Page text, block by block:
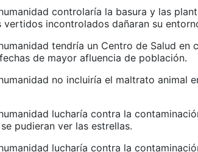
controlaría la basura y las
incontrolados dañaran su
tendría un Centro de Salud en
de mayor afluencia de población.
no incluiría el maltrato animal
lucharía contra la
pudieran ver las estrellas.
lucharía contra la